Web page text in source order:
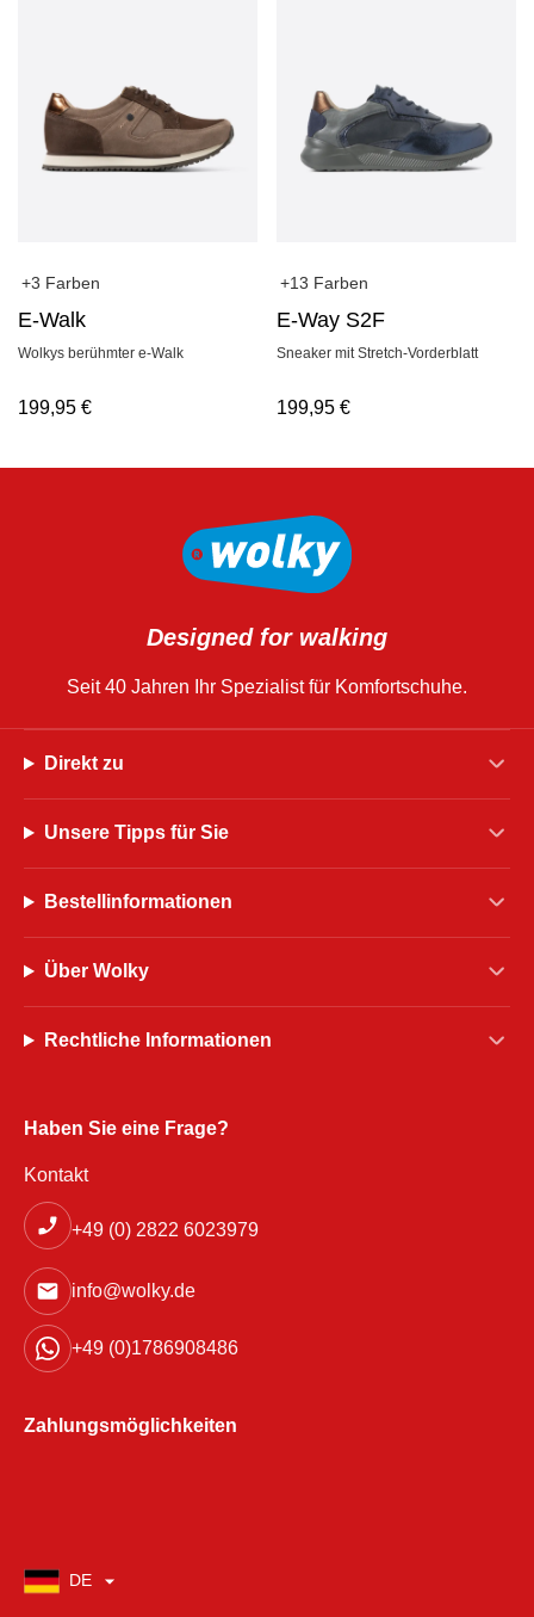
+3 Farben
E-Walk
Wolkys berühmter e-Walk
199,95 €
+13 Farben
E-Way S2F
Sneaker mit Stretch-Vorderblatt
199,95€
Designed for walking
Seit 40 Jahren Ihr Spezialist für Komfortschuhe.
Direkt zu
Unsere Tipps für Sie
Bestellinformationen
Über Wolky
Rechtliche Informationen
Haben Sie eine Frage?
Kontakt
+49 (0) 2822 6023979
info@wolky.de
+49 (0)1786908486
Zahlungsmöglichkeiten
DE